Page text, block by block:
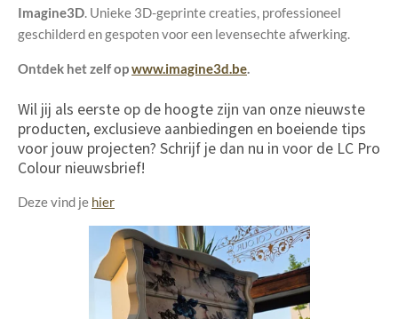
Imagine3D. Unieke 3D-geprinte creaties, professioneel
geschilderd en gespoten voor een levensechte afwerking.
Ontdek het zelf opwww.imagine3d.be.
Wil jij als eerste op de hoogte zijn van onze nieuwste
producten, exclusieve aanbiedingen en boeiende tips
voor jouw projecten? Schrijf je dan nu in voor de LC Pro
Colour nieuwsbrief!
Deze vind je hier